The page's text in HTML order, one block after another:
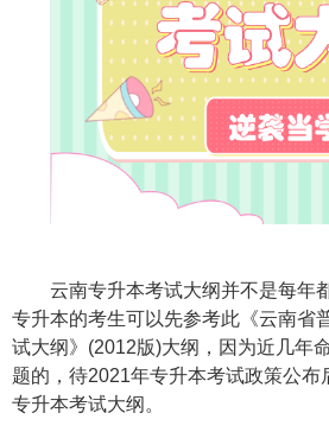
云南专升本考试大纲并不是每年
专升本的考生可以先参考此《云南省
试大纲》 (2012版)大纲，因为近几年
题的，待2021年专升本考试政策公布
专升本考试大纲。